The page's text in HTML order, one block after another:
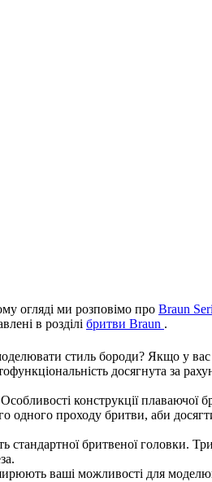
огляді ми розповімо про Braun
в розділі бритви Braun .
стиль бороди? Якщо у
досягнута за
конструкції плаваючої
одного проходу бритви, аби
стандартної бритвеної головки.
ваші можливості для